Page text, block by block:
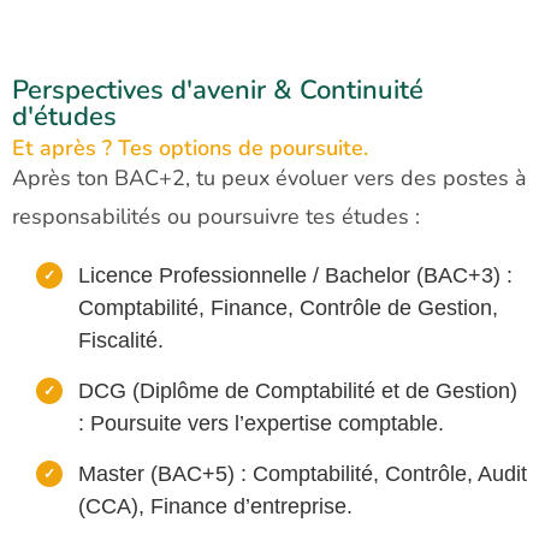
Perspectives d'avenir & Continuité
d'études
Et après ? Tes options de poursuite.
Après ton BAC+2, tu peux évoluer vers des postes à
responsabilités ou poursuivre tes études :
Licence Professionnelle / Bachelor (BAC+3) :
Comptabilité, Finance, Contrôle de Gestion,
Fiscalité.
DCG (Diplôme de Comptabilité et de Gestion)
: Poursuite vers l’expertise comptable.
Master (BAC+5) : Comptabilité, Contrôle, Audit
(CCA), Finance d’entreprise.